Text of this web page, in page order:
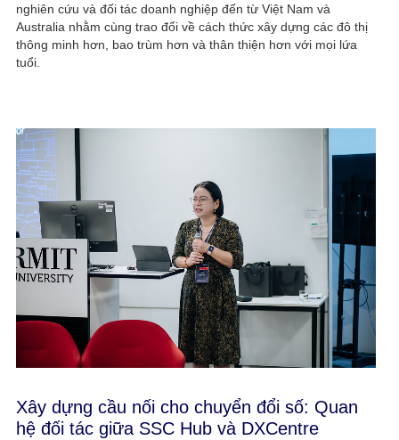
nghiên cứu và đối tác doanh nghiệp đến từ Việt Nam và
Australia nhằm cùng trao đổi về cách thức xây dựng các đô thị
thông minh hơn, bao trùm hơn và thân thiện hơn với mọi lứa
tuổi.
Xây dựng cầu nối cho chuyển đổi số: Quan
hệ đối tác giữa SSC Hub và DXCentre​